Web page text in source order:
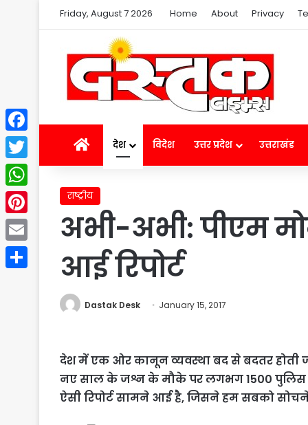
Friday, August 7 2026 Home About Privacy
Homeदेश विदेश उत्तर प्रदेश उत्तराखंड
राष्ट्रीय
अभी-अभी: पीएम
आई रिपोर्ट
Dastak Desk January 15, 2017
देश में एक ओर कानून व्यवस्था बद से बदतर होती
नए साल के जश्न के मौके पर लगभग 1500 पुलिस
ऐसी रिपोर्ट सामने आई है, जिसने हम सबको
Facebook
Twitter
WhatsApp
Pinterest
Email